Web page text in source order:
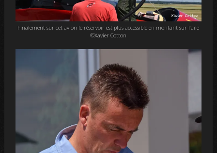
Finalement sur cet avion le réservoir est plus accessible en montant sur l’aile
©Xavier Cotton